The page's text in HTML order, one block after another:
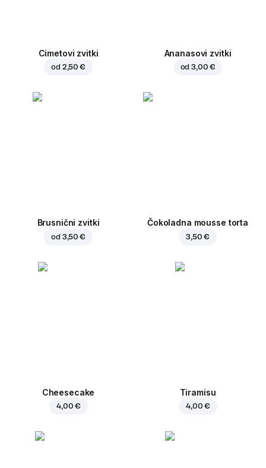
Cimetovi zvitki
od 2,50 €
Ananasovi zvitki
od3,00 €
Brusnični zvitki
od 3,50 €
Čokoladna mousse torta
3,50 €
Cheesecake
4,00 €
Tiramisu
4,00 €